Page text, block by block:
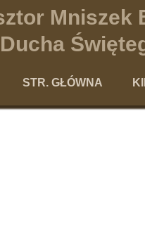
STR. GŁÓWNA
Mniszek